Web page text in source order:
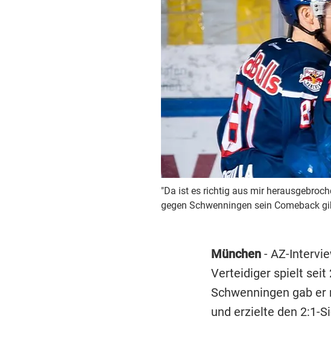
"Da ist es richtig aus mir
gegen Schwenningen sein Comeback
München- AZ-
Verteidiger spielt seit
Schwenningen gab
und erzielte den 2:1-